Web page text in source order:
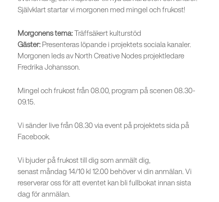
Självklart startar vi morgonen med mingel och frukost!
Morgonens tema:Träffsäkert kulturstöd
Gäster: Presenteras löpande i projektets sociala kanaler.
Morgonen leds av North Creative Nodes projektledare
Fredrika Johansson.
Mingel och frukost från 08.00, program på scenen 08.30-
09.15.
Vi sänder live från 08.30 via event på projektets sida på
Facebook.
Vi bjuder på frukost till dig som anmält dig,
senast måndag 14/10 kl 12.00 behöver vi din anmälan. Vi
reserverar oss för att eventet kan bli fullbokat innan sista
dag för anmälan.